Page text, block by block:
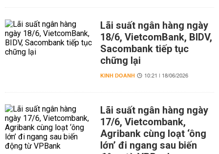
Lãi suất ngân hàng ngày
18/6, VietcomBank, BIDV,
Sacombank tiếp tục
chững lại
KINH DOANH 10:21 | 18/06/2026
Lãi suất ngân hàng ngày
17/6, Vietcombank,
Agribank cùng loạt ‘ông
lớn’ đi ngang sau biến